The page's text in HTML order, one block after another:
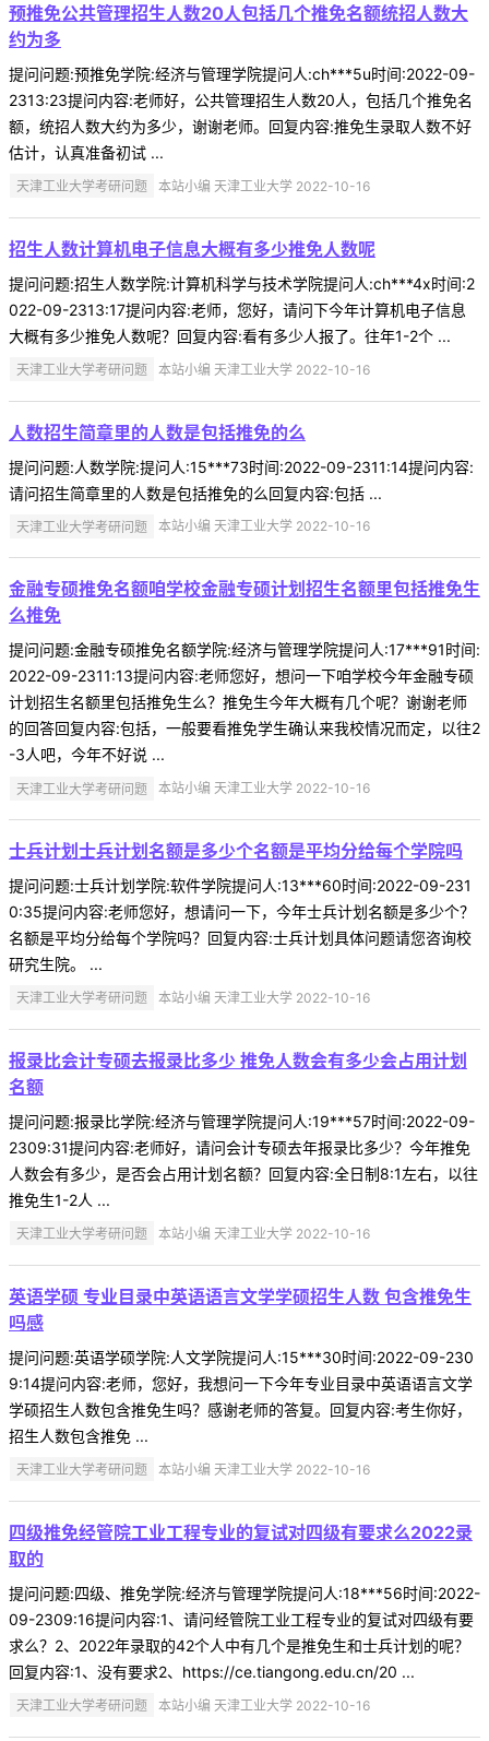
预推免公共管理招生人数20人包括几个推免名额统招人数大
约为多
提问问题:预推免学院:经济与管理学院提问人:ch***5u时间:2022-09-
2313:23提问内容:老师好，公共管理招生人数20人，包括几个推免名
额，统招人数大约为多少，谢谢老师。回复内容:推免生录取人数不好
估计，认真准备初试 ...
天津工业大学考研问题 本站小编 天津工业大学 2022-10-16
招生人数计算机电子信息大概有多少推免人数呢
提问问题:招生人数学院:计算机科学与技术学院提问人:ch***4x时间:2
022-09-2313:17提问内容:老师，您好，请问下今年计算机电子信息
大概有多少推免人数呢？回复内容:看有多少人报了。往年1-2个 ...
天津工业大学考研问题 本站小编 天津工业大学 2022-10-16
人数招生简章里的人数是包括推免的么
提问问题:人数学院:提问人:15***73时间:2022-09-2311:14提问内容:
请问招生简章里的人数是包括推免的么回复内容:包括 ...
天津工业大学考研问题 本站小编 天津工业大学 2022-10-16
金融专硕推免名额咱学校金融专硕计划招生名额里包括推免生
么推免
提问问题:金融专硕推免名额学院:经济与管理学院提问人:17***91时间:
2022-09-2311:13提问内容:老师您好，想问一下咱学校今年金融专硕
计划招生名额里包括推免生么？推免生今年大概有几个呢？谢谢老师
的回答回复内容:包括，一般要看推免学生确认来我校情况而定，以往2
-3人吧，今年不好说 ...
天津工业大学考研问题 本站小编 天津工业大学 2022-10-16
士兵计划士兵计划名额是多少个名额是平均分给每个学院吗
提问问题:士兵计划学院:软件学院提问人:13***60时间:2022-09-231
0:35提问内容:老师您好，想请问一下，今年士兵计划名额是多少个？
名额是平均分给每个学院吗？回复内容:士兵计划具体问题请您咨询校
研究生院。 ...
天津工业大学考研问题 本站小编 天津工业大学 2022-10-16
报录比会计专硕去报录比多少 推免人数会有多少会占用计划
名额
提问问题:报录比学院:经济与管理学院提问人:19***57时间:2022-09-
2309:31提问内容:老师好，请问会计专硕去年报录比多少？今年推免
人数会有多少，是否会占用计划名额？回复内容:全日制8:1左右，以往
推免生1-2人 ...
天津工业大学考研问题 本站小编 天津工业大学 2022-10-16
英语学硕 专业目录中英语语言文学学硕招生人数 包含推免生
吗感
提问问题:英语学硕学院:人文学院提问人:15***30时间:2022-09-230
9:14提问内容:老师，您好，我想问一下今年专业目录中英语语言文学
学硕招生人数包含推免生吗？感谢老师的答复。回复内容:考生你好，
招生人数包含推免 ...
天津工业大学考研问题 本站小编 天津工业大学 2022-10-16
四级推免经管院工业工程专业的复试对四级有要求么2022录
取的
提问问题:四级、推免学院:经济与管理学院提问人:18***56时间:2022-
09-2309:16提问内容:1、请问经管院工业工程专业的复试对四级有要
求么？2、2022年录取的42个人中有几个是推免生和士兵计划的呢？
回复内容:1、没有要求2、https://ce.tiangong.edu.cn/20 ...
天津工业大学考研问题 本站小编 天津工业大学 2022-10-16